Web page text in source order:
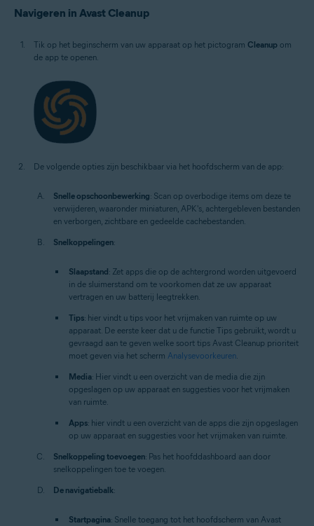
Navigeren in Avast Cleanup
Tik op het beginscherm van uw apparaat op het pictogram Cleanup om
de app te openen.
De volgende opties zijn beschikbaar via het hoofdscherm van de app:
Snelle opschoonbewerking: Scan op overbodige items om deze te
verwijderen, waaronder miniaturen, APK's, achtergebleven bestanden
en verborgen, zichtbare en gedeelde cachebestanden.
Snelkoppelingen:
Slaapstand: Zet apps die op de achtergrond worden uitgevoerd
in de sluimerstand om te voorkomen dat ze uw apparaat
vertragen en uw batterij leegtrekken.
Tips: hier vindt u tips voor het vrijmaken van ruimte op uw
apparaat. De eerste keer dat u de functie Tips gebruikt, wordt u
gevraagd aan te geven welke soort tips Avast Cleanup prioriteit
moet geven via het scherm Analysevoorkeuren.
Media: Hier vindt u een overzicht van de media die zijn
opgeslagen op uw apparaat en suggesties voor het vrijmaken
van ruimte.
Apps: hier vindt u een overzicht van de apps die zijn opgeslagen
op uw apparaat en suggesties voor het vrijmaken van ruimte.
Snelkoppeling toevoegen: Pas het hoofddashboard aan door
snelkoppelingen toe te voegen.
De navigatiebalk:
Startpagina: Snelle toegang tot het hoofdscherm van Avast